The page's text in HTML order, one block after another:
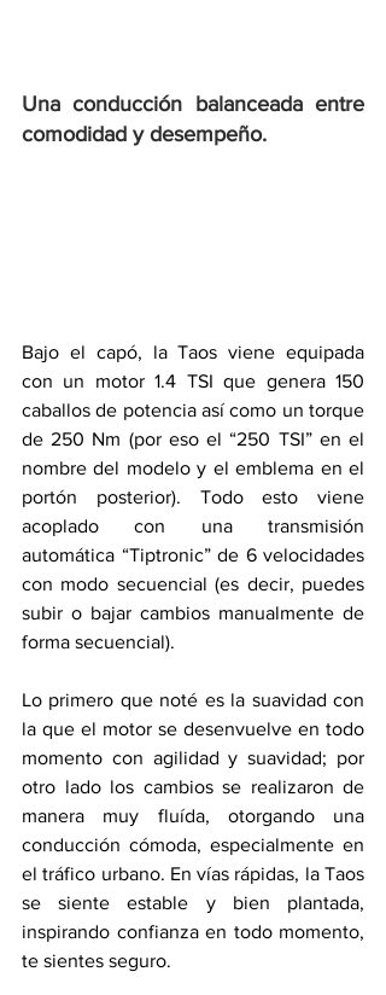
Una conducción balanceada entre
comodidad y desempeño.
Bajo el capó, la Taos viene equipada
con un motor 1.4 TSI que genera 150
caballos de potencia así como un torque
de 250 Nm (por eso el “250 TSI” en el
nombre del modelo y el emblema en el
portón posterior). Todo esto viene
acoplado con una transmisión
automática “Tiptronic” de 6 velocidades
con modo secuencial (es decir, puedes
subir o bajar cambios manualmente de
forma secuencial).
Lo primero que noté es la suavidad con
la que el motor se desenvuelve en todo
momento con agilidad y suavidad; por
otro lado los cambios se realizaron de
manera muy fluída, otorgando una
conducción cómoda, especialmente en
el tráfico urbano. En vías rápidas, la Taos
se siente estable y bien plantada,
inspirando confianza en todo momento,
te sientes seguro.